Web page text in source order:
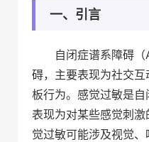
一、引言
自闭症谱系障碍
碍，主要表现为社交
板行为。感觉过敏是自
表现为对某些感觉刺
觉过敏可能涉及视觉